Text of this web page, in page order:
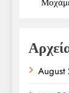
August